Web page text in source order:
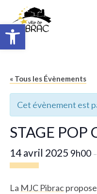
Ouvrir la barre d’outils
« Tous les Évènements
Cet évènement est
STAGE POP
14 avril 2025 9h00 –
La MJC Pibrac